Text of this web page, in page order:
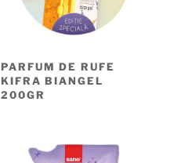
PARFUM DE RUFE
KIFRA BIANGEL
200GR